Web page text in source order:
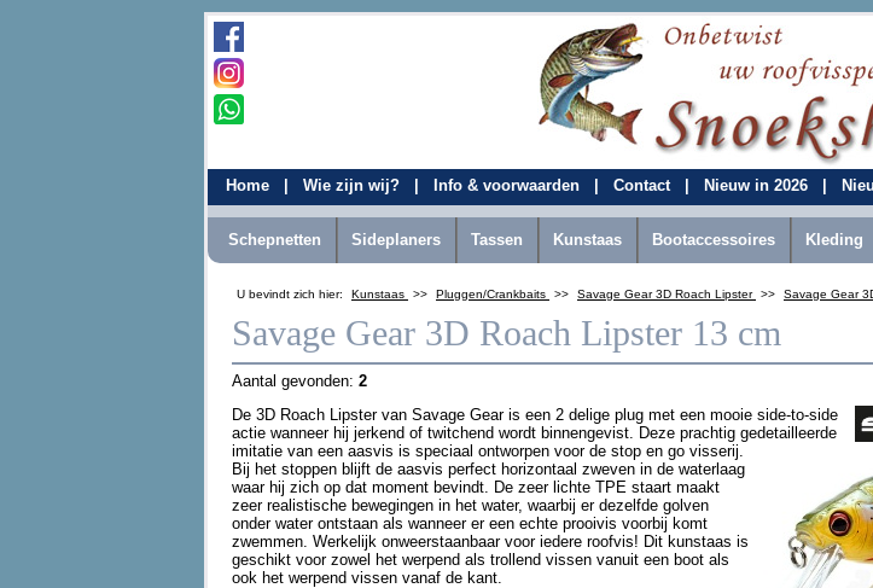
Home Wie zijn wij? Info & voorwaarden Contact Nieuw in 2026
Schepnetten Sideplaners Tassen Kunstaas Bootaccessoires Kleding
U bevindt zich hier: Kunstaas >> Pluggen/Crankbaits >> Savage Gear 3D Roach Lipster >> Savage Gear
Savage Gear 3D Roach Lipster 13 cm
Aantal gevonden: 2
De 3D Roach Lipster van Savage Gear is een 2 delige plug met een mooie side-to-side
actie wanneer hij jerkend of twitchend wordt binnengevist. Deze prachtig gedetailleerde
imitatie van een aasvis is speciaal ontworpen voor de stop en go visserij.
Bij het stoppen blijft de aasvis perfect horizontaal zweven in de waterlaag
waar hij zich op dat moment bevindt. De zeer lichte TPE staart maakt
zeer realistische bewegingen in het water, waarbij er dezelfde golven
onder water ontstaan als wanneer er een echte prooivis voorbij komt
zwemmen. Werkelijk onweerstaanbaar voor iedere roofvis! Dit kunstaas is
geschikt voor zowel het werpend als trollend vissen vanuit een boot als
ook het werpend vissen vanaf de kant.